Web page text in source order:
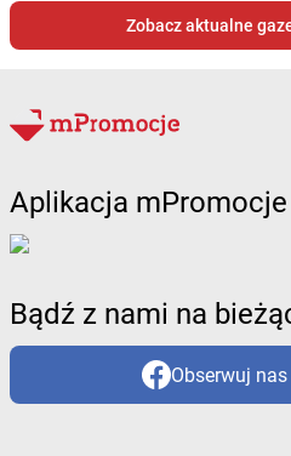
Zobacz aktualne
Aplikacja
Bądź z nami na
Obserwuj